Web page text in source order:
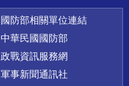
國防部相關單位連結
中華民國國防部
政戰資訊服務網
軍事新聞通訊社